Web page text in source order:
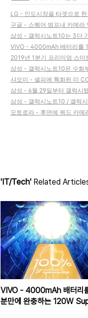
LG - 인도시장을 타겟으로
구글 - 스퀘어 범프내 카메라
삼성 - 갤럭시노트10는 3단
VIVO - 4000mAh 배터리를
2019년 1분기 프리미엄 스
삼성 - 갤럭시노트10은 수화
샤오미 - 셀피에 특화된 미
삼성 - 6월 29일부터 갤럭시
삼성 - 갤럭시노트10 / 갤럭
모토로라 - 후면에 쿼드 카메
'IT/Tech' Related
VIVO - 4000mAh 배터리
분만에 완충하는 120W